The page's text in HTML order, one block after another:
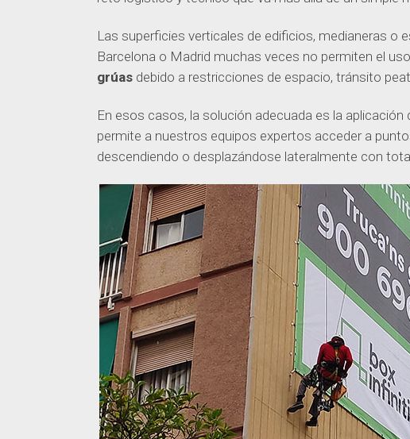
Las superficies verticales de edificios, medianeras
Barcelona o Madrid muchas veces no permiten el
grúas debido a restricciones de espacio, tránsito
En esos casos, la solución adecuada es la aplicación
permite a nuestros equipos expertos acceder a
descendiendo o desplazándose lateralmente con